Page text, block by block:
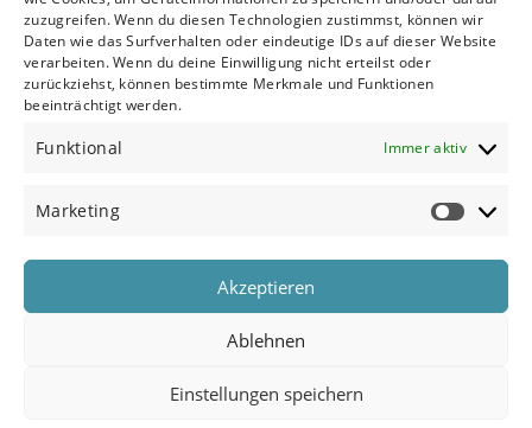
zuzugreifen. Wenn du diesen Technologien zustimmst, können wir
Daten wie das Surfverhalten oder eindeutige IDs auf dieser Website
verarbeiten. Wenn du deine Einwilligung nicht erteilst oder
zurückziehst, können bestimmte Merkmale und Funktionen
beeinträchtigt werden.
Funktional Immer aktiv
Marketing
Akzeptieren
Ablehnen
Einstellungen speichern
Sind Sie bereit für die Optimierung Ihres
Qualitätsmanagements? Dann setzen Sie sich
noch heute mit uns in Verbindung.
Kostenloses Erstgespräch